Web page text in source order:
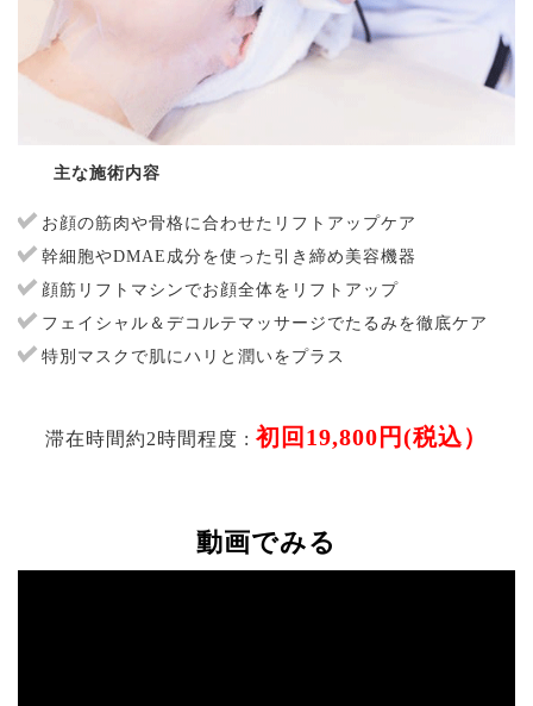
主な施術内容
お顔の筋肉や骨格に合わせたリフトアップケア
幹細胞やDMAE成分を使った引き締め美容機器
顔筋リフトマシンでお顔全体をリフトアップ
フェイシャル＆デコルテマッサージでたるみを徹底ケア
特別マスクで肌にハリと潤いをプラス
滞在時間約2時間程度 : 初回19,800円(税込）
動画でみる